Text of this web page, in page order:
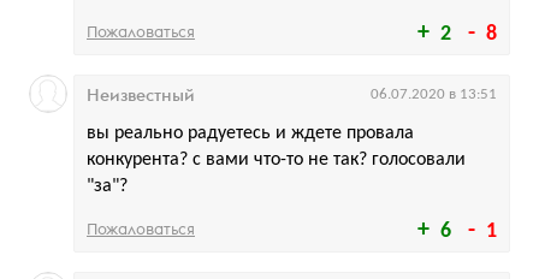
2 8
Пожаловаться
6 1
вы реально радуетесь и ждете провала
конкурента? с вами что-то не так? голосовали
"за"?
Неизвестный 06.07.2020 в 13:51
Пожаловаться